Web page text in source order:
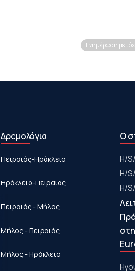
Ενημέρωση
Δρομολόγια
Πειραιάς-Ηράκλειο
Ηράκλειο-Πειραιάς
Πειραιάς - Μήλος
Μήλος - Πειραιάς
Μήλος - Ηράκλειο
Ο
Η/
H/
H/